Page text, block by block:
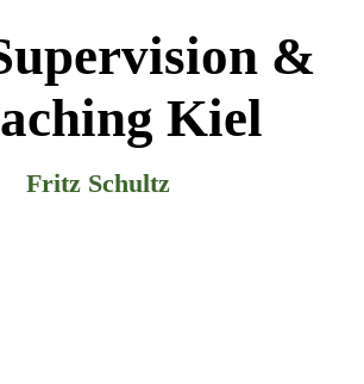
&
Kiel
Fritz Schultz